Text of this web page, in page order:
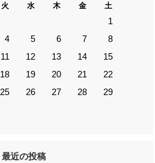
火 水 木 金 土
1
4 5 6 7
8
11 12 13 14
15
18 19 20 21
22
25 26 27 28
29
最近の投稿